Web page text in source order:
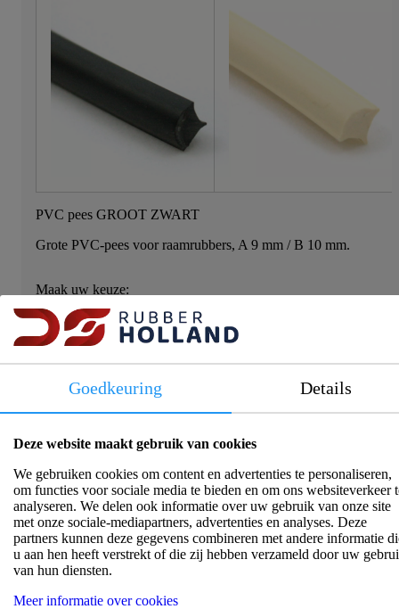
PVC pees GROOT ZWART
Grote PVC-pees voor raamrubbers, A 9 mm / B 10 mm.
Maak uw keuze:
Verkoopeenheid:50 meter
Log in om prijs en beschikbaarheid te zien!
Productinformatie
Goedkeuring Details
Deze website maakt gebruik van cookies
We gebruiken cookies om content en advertenties te personaliseren,
om functies voor sociale media te bieden en om ons websiteverkeer
analyseren. We delen ook informatie over uw gebruik van onze site
met onze sociale-mediapartners, advertenties en analyses. Deze
partners kunnen deze gegevens combineren met andere informatie
u aan hen heeft verstrekt of die zij hebben verzameld door uw
van hun diensten.
Meer informatie over cookies